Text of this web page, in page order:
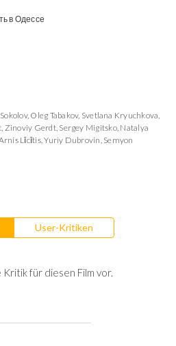
в Одессе
, Oleg Tabakov, Svetlana Kryuchkova,
, Zinoviy Gerdt, Sergey Migitsko, Natalya
Līcītis,Yuriy Dubrovin, Semyon
User-Kritiken
für diesen Film vor.